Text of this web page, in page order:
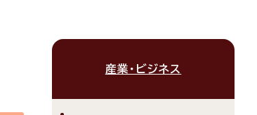
産業・ビジネス